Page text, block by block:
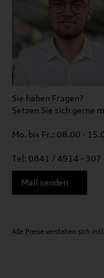
Sie haben Fragen?
Setzen Sie sich gerne
Mo. bis Fr.: 08.00 -
Tel: 0841 / 4914 - 307
Mail senden
Alle Preise verstehen sich